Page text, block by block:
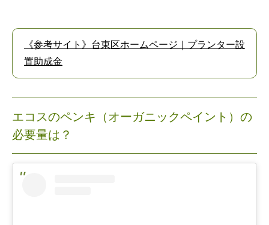
《参考サイト》台東区ホームページ｜プランター設
置助成金
エコスのペンキ（オーガニックペイント）の
必要量は？